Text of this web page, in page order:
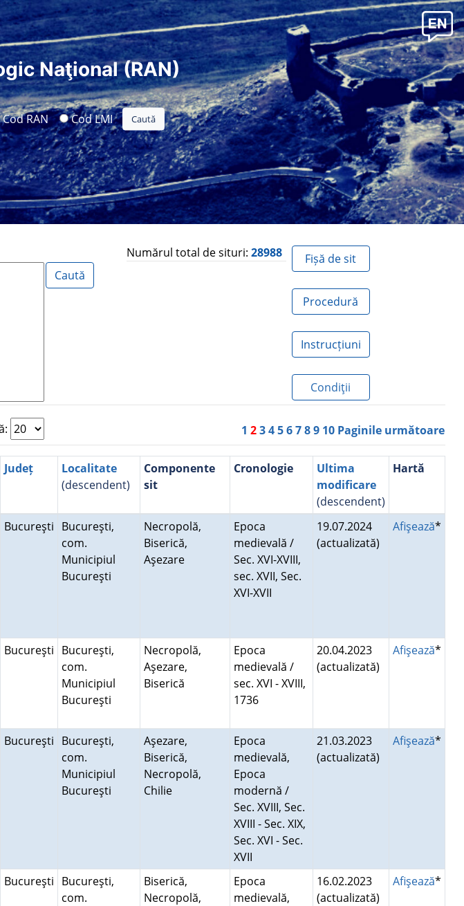
Naţional (RAN)
Cod RAN Cod LMI
Numărul total de situri: 28988 Fișă de sit
Procedură
Instrucțiuni
Condiţii
1 23456789 10 Paginile următoare
Județ
Localitate
(descendent)
Componente
sit
Cronologie
Ultima
modificare
(descendent)
Hartă
Bucureşti Bucureşti,
com.
Municipiul
Bucureşti
Necropolă,
Biserică,
Aşezare
Epoca
medievală /
Sec. XVI-XVIII,
sec. XVII, Sec.
XVI-XVII
19.07.2024
(actualizată)
Afişează*
Bucureşti Bucureşti,
com.
Municipiul
Bucureşti
Necropolă,
Aşezare,
Biserică
Epoca
medievală /
sec. XVI - XVIII,
1736
20.04.2023
(actualizată)
Afişează*
Bucureşti Bucureşti,
com.
Municipiul
Bucureşti
Aşezare,
Biserică,
Necropolă,
Chilie
Epoca
medievală,
Epoca
modernă /
Sec. XVIII, Sec.
XVIII - Sec. XIX,
Sec. XVI - Sec.
XVII
21.03.2023
(actualizată)
Afişează*
Bucureşti Bucureşti,
com.
Biserică,
Necropolă,
Epoca
medievală,
16.02.2023
(actualizată)
Afişează*